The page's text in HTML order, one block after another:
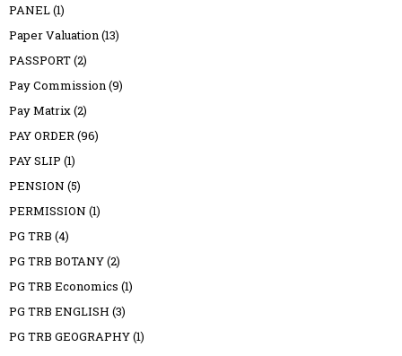
PANEL(1)
Paper Valuation(13)
PASSPORT(2)
Pay Commission(9)
Pay Matrix(2)
PAY ORDER(96)
PAY SLIP (1)
PENSION (5)
PERMISSION (1)
PG TRB (4)
PG TRB BOTANY(2)
PG TRB Economics (1)
PG TRB ENGLISH (3)
PG TRB GEOGRAPHY(1)